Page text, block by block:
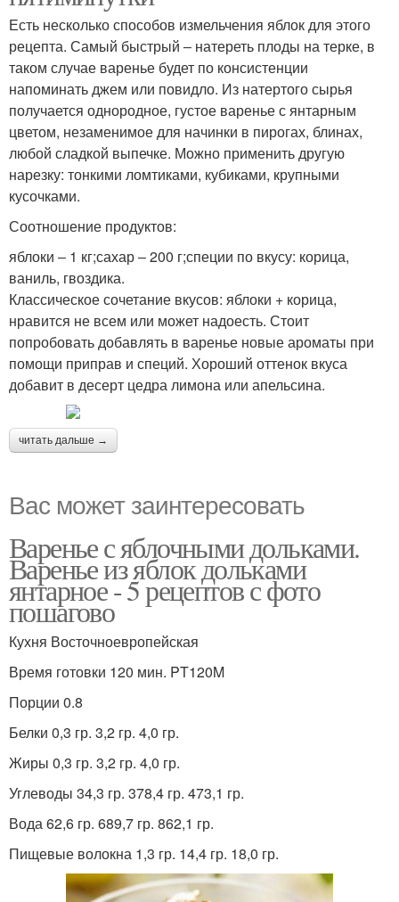
Есть несколько способов измельчения яблок для этого
рецепта. Самый быстрый ‒ натереть плоды на терке, в
таком случае варенье будет по консистенции
напоминать джем или повидло. Из натертого сырья
получается однородное, густое варенье с янтарным
цветом, незаменимое для начинки в пирогах, блинах,
любой сладкой выпечке. Можно применить другую
нарезку: тонкими ломтиками, кубиками, крупными
кусочками.
Соотношение продуктов:
яблоки ‒ 1 кг;сахар ‒ 200 г;специи по вкусу: корица,
ваниль, гвоздика.
Классическое сочетание вкусов: яблоки + корица,
нравится не всем или может надоесть. Стоит
попробовать добавлять в варенье новые ароматы при
помощи приправ и специй. Хороший оттенок вкуса
добавит в десерт цедра лимона или апельсина.
читать дальше →
Вас может заинтересовать
Варенье с яблочными дольками.
Варенье из яблок дольками
янтарное - 5 рецептов с фото
пошагово
Кухня Восточноевропейская
Время готовки 120 мин. PT120M
Порции 0.8
Белки 0,3 гр. 3,2 гр. 4,0 гр.
Жиры 0,3 гр. 3,2 гр. 4,0 гр.
Углеводы 34,3 гр. 378,4 гр. 473,1 гр.
Вода 62,6 гр. 689,7 гр. 862,1 гр.
Пищевые волокна 1,3 гр. 14,4 гр. 18,0 гр.